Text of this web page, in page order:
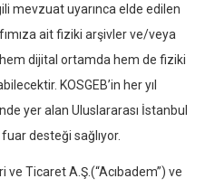
mevzuat uyarınca elde edilen
ait fiziki arşivler ve/veya
dijital ortamda hem de fiziki
KOSGEB’in her yıl
yer alan Uluslararası İstanbul
fuar desteği sağlıyor.
ve Ticaret A.Ş.(“Acıbadem”) ve